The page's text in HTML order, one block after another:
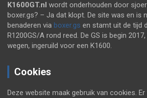
K1600GT.nl wordt onderhouden door
boxer.gs? – Ja dat klopt. De site was en is
benaderen via boxer.gs en stamt uit de tijd
R1200GS/A rond reed. De GS is begin
wegen, ingeruild voor een K1600.
Cookies
Deze website maak gebruik van cookies.